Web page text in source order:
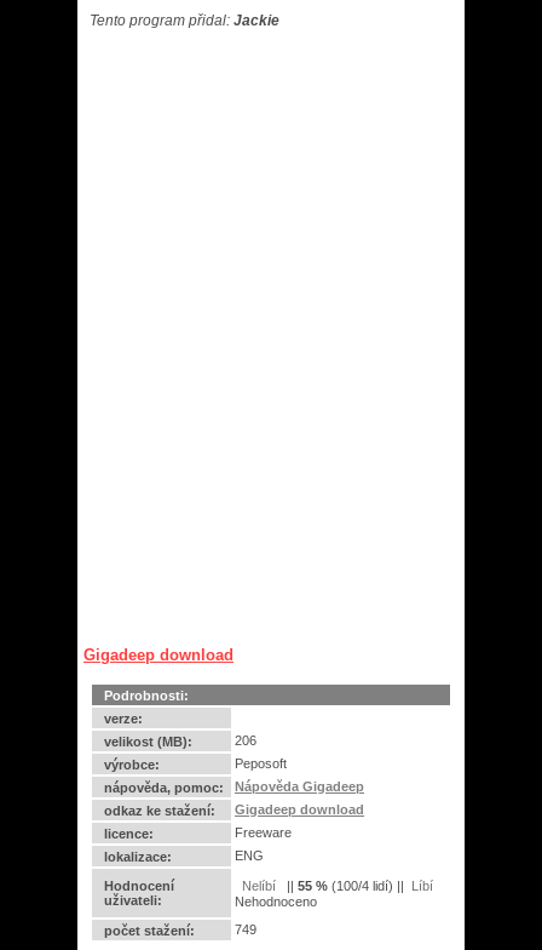
Tento program přidal: Jackie
Gigadeep download
Podrobnosti:
verze:
velikost (MB):
206
výrobce:
Peposoft
nápověda, pomoc:
Nápověda Gigadeep
odkaz ke stažení:
Gigadeep download
licence:
Freeware
lokalizace:
ENG
Hodnocení
uživateli:
|| 55 % (100/4 lidí) ||
Nehodnoceno
počet stažení:
749